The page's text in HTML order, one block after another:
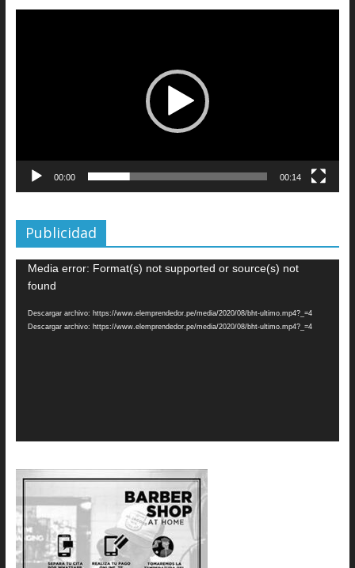
00:00 00:14
Publicidad
Reproductor
Media error: Format(s) not supported or source(s) not
found
Descargar archivo: https://www.elemprendedor.pe/media/2020/08/bht-ultimo.mp4?_=4
Descargar archivo: https://www.elemprendedor.pe/media/2020/08/bht-ultimo.mp4?_=4